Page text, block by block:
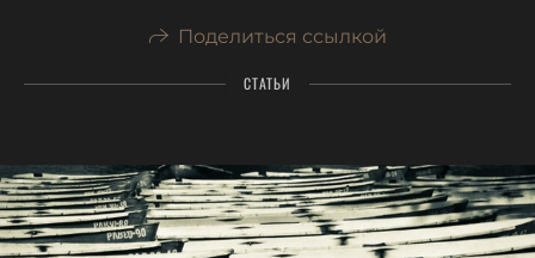
Поделиться ссылкой
СТАТЬИ